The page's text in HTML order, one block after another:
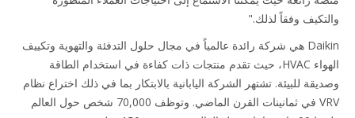
وفقاً لذلك."
Daikin هي شركة رائدة عالمياً في مجال حلول التدفئة والتهوية وتكييف
الهواء HVAC، حيث تقدم منتجات ذات كفاءة في استخدام الطاقة
للبيئة. تشتهر الشركة اليابانية بالابتكار بما في ذلك اختراع نظام
VRV في ثمانينات القرن الماضي. وتوظف 70,000 شخص حول العالم